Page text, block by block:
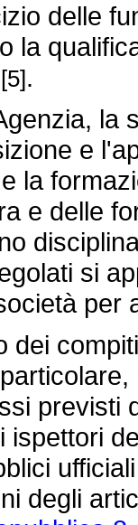
delle
la
[5].
la
e
la
e delle
si
per
previsti
ispettori
degli